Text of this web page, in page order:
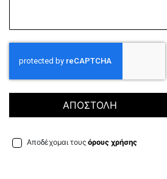
ΑΠΟΣΤΟΛΗ
Αποδέχομαι τους όρους χρήσης